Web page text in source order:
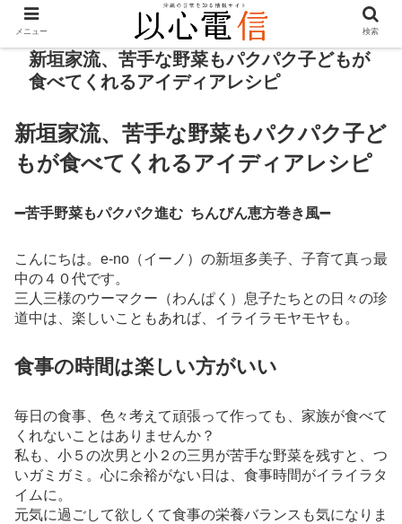
新垣家流、苦手な野菜もパクパク子どもが
食べてくれるアイディアレシピ
新垣家流、苦手な野菜もパクパク子ど
もが食べてくれるアイディアレシピ
➖苦手野菜もパクパク進む ちんびん恵方巻き風➖
こんにちは。e-no（イーノ）の新垣多美子、子育て真っ最
中の４０代です。
三人三様のウーマクー（わんぱく）息子たちとの日々の珍
道中は、楽しいこともあれば、イライラモヤモヤも。
食事の時間は楽しい方がいい
毎日の食事、色々考えて頑張って作っても、家族が食べて
くれないことはありませんか？
私も、小５の次男と小２の三男が苦手な野菜を残すと、つ
いガミガミ。心に余裕がない日は、食事時間がイライラタ
イムに。
元気に過ごして欲しくて食事の栄養バランスも気になりま
メニュー 検索